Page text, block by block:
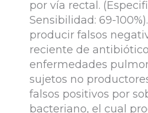
por vía rectal.
Sensibilidad: 69-
producir falsos
reciente de
enfermedades
sujetos no
falsos positivos por
bacteriano, el cual